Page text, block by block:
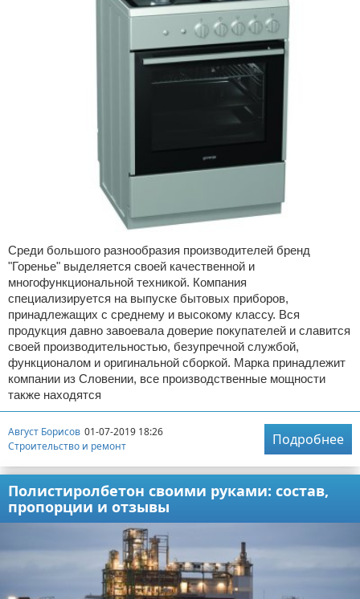
Среди большого разнообразия производителей бренд
"Горенье" выделяется своей качественной и
многофункциональной техникой. Компания
специализируется на выпуске бытовых приборов,
принадлежащих с среднему и высокому классу. Вся
продукция давно завоевала доверие покупателей и славится
своей производительностью, безупречной службой,
функционалом и оригинальной сборкой. Марка принадлежит
компании из Словении, все производственные мощности
также находятся
Август Борисов 01-07-2019 18:26
Строительство и ремонт
Подробнее
Полистиролбетон своими руками: состав,
пропорции и отзывы